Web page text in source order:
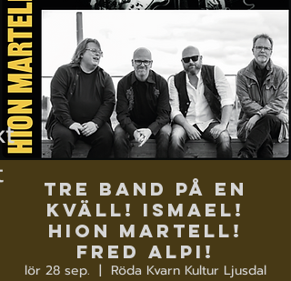
Tre band på en
kväll! Ismael!
Hion Martell!
Fred Alpi!
lör 28 sep.
  |
Röda Kvarn Kultur Ljusdal